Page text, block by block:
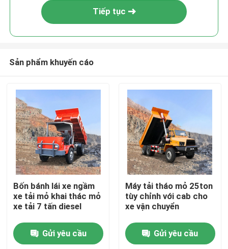
Nhà
Tiếp tục
Sản phẩm khuyến cáo
Bốn bánh lái xe ngầm
xe tải mỏ khai thác mỏ
xe tải 7 tấn diesel
Gửi yêu cầu
Máy tải tháo mỏ 25ton
tùy chỉnh với cab cho
xe vận chuyển
Gửi yêu cầu